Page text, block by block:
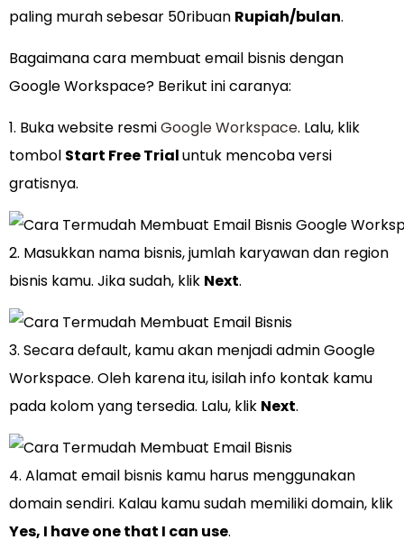
paling murah sebesar 50ribuan Rupiah/bulan.
Bagaimana cara membuat email bisnis dengan
Google Workspace? Berikut ini caranya:
1. Buka website resmiGoogle Workspace. Lalu, klik
tombol Start Free Trialuntuk mencoba versi
gratisnya.
2. Masukkan nama bisnis, jumlah karyawan dan region
bisnis kamu. Jika sudah, klik Next.
3. Secara default, kamu akan menjadi admin Google
Workspace. Oleh karena itu, isilah info kontak kamu
pada kolom yang tersedia. Lalu, klik Next.
4. Alamat email bisnis kamu harus menggunakan
domain sendiri. Kalau kamu sudah memiliki domain, klik
Yes, I have one that I can use.